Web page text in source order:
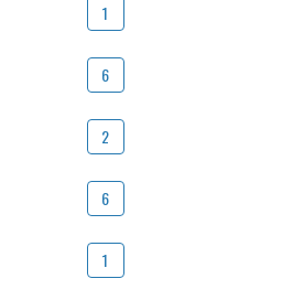
1
6
2
6
1